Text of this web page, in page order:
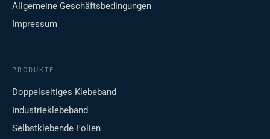
Allgemeine Geschäftsbedingungen
Impressum
PRODUKTE
Doppelseitiges Klebeband
Industrieklebeband
Selbstklebende Folien